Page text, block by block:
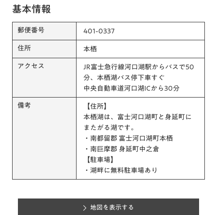
基本情報
郵便番号 401-0337
住所 本栖
アクセス
JR富士急行線河口湖駅からバスで50
分、本栖湖バス停下車すぐ
中央自動車道河口湖ICから30分
備考
【住所】
本栖湖は、富士河口湖町と身延町に
またがる湖です。
・南都留郡 富士河口湖町本栖
・南巨摩郡 身延町中之倉
【駐車場】
・湖畔に無料駐車場あり
地図を表示する